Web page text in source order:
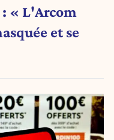
« L'Arcom
et se